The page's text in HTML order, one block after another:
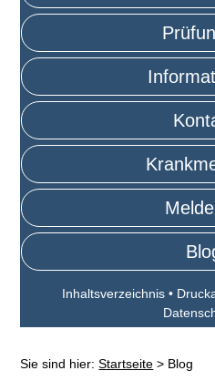
Inhaltsverzeichnis •
Sie sind hier:Startseite > Blog